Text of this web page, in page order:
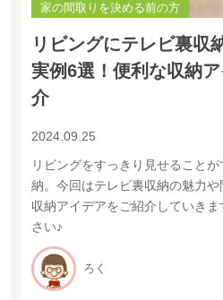
家の間取りを決める前の方
リビングにテレビ裏収
実例6選！便利な収納
介
2024.09.25
リビングをすっきり見せること
納。今回はテレビ裏収納の魅力
収納アイデアをご紹介していき
さい♪
ろく